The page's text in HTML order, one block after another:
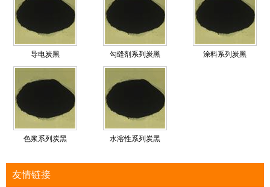
导电炭黑 勾缝剂系列炭黑 涂料系列炭黑
色浆系列炭黑 水溶性系列炭黑
友情链接